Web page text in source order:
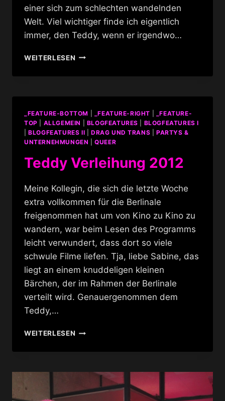
einer sich zum schlechten wandelnden
Welt. Viel wichtiger finde ich eigentlich
immer, den Teddy, wenn er irgendwo…
WEITERLESENTEDDY
@ VOLKSBÜHNE
_FEATURE-BOTTOM _FEATURE-RIGHT
_FEATURE-
TOP
ALLGEMEIN BLOGFEATURES
BLOGFEATURES I
|BLOGFEATURES II DRAG UND TRANS |PARTYS &
UNTERNEHMUNGEN |QUEER
Teddy Verleihung 2012
Meine Kollegin, die sich die letzte Woche
extra vollkommen für die Berlinale
freigenommen hat um von Kino zu Kino zu
wandern, war beim Lesen des Programms
leicht verwundert, dass dort so viele
schwule Filme liefen. Tja, liebe Sabine, das
liegt an einem knuddeligen kleinen
Bärchen, der im Rahmen der Berlinale
verteilt wird. Genauergenommen dem
Teddy,…
WEITERLESENTEDDY
2012